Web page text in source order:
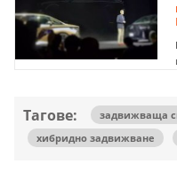
Тагове: задвижваща
хибридно задвижване